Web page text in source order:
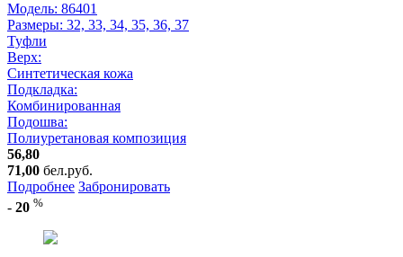
Модель: 86401
Размеры: 32, 33, 34, 35, 36, 37
Туфли
Верх:
Синтетическая кожа
Подкладка:
Комбинированная
Подошва:
Полиуретановая композиция
56,80
71,00 бел.руб.
Подробнее Забронировать
- 20 %